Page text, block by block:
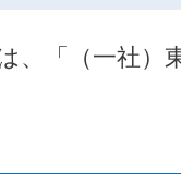
、「（一社）